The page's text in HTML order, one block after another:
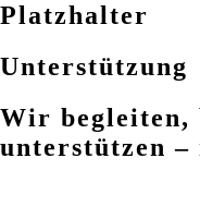
Platzhalter
Unterstützung
Wir begleiten,
unterstützen